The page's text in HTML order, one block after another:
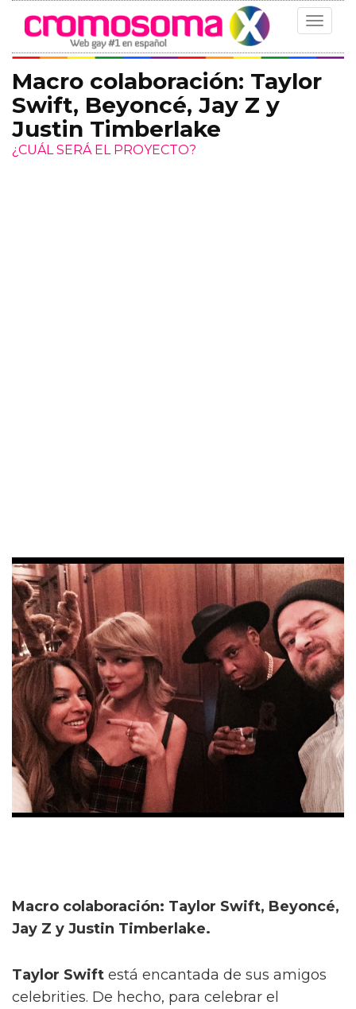
Toggle
Macro colaboración: Taylor
Swift, Beyoncé, Jay Z y
Justin Timberlake
¿CUÁL SERÁ EL PROYECTO?
Macro colaboración: Taylor Swift, Beyoncé,
Jay Z y Justin Timberlake.
Taylor Swift está encantada de sus amigos
celebrities. De hecho, para celebrar el